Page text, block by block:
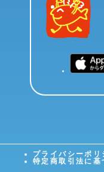
プライバシーポリ
特定商取引法に基